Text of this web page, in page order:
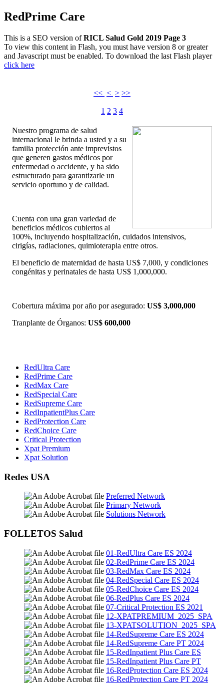
RedPrime Care
This is a SEO version ofRICL Salud Gold 2019 Page 3
To view this content in Flash, you must have version 8 or greater
and Javascript must be enabled. To download the last Flash player
click here
<< < > >>
1 2 3 4
Nuestro programa de salud
internacional le brinda a usted y a su
familia protección ante imprevistos
que generen gastos médicos por
enfermedad o accidente, y ha sido
estructurado para garantizarle un
servicio oportuno y de calidad.
Cuenta con una gran variedad de
beneficios médicos cubiertos al
100%, incluyendo hospitalización, cuidados intensivos,
cirigías, radiaciones, quimioterapia entre otros.
El beneficio de maternidad de hasta US$ 7,000, y condiciones
congénitas y perinatales de hasta US$ 1,000,000.
Cobertura máxima por año por asegurado: US$ 3,000,000
Tranplante de Órganos: US$ 600,000
RedUltra Care
RedPrime Care
RedMax Care
RedSpecial Care
RedSupreme Care
RedInpatientPlus Care
RedProtection Care
RedChoice Care
Critical Protection
Xpat Premium
Xpat Solution
Redes USA
Preferred Network
Primary Network
Solutions Network
FOLLETOS Salud
01-RedUltra Care ES 2024
02-RedPrime Care ES 2024
03-RedMax Care ES 2024
04-RedSpecial Care ES 2024
05-RedChoice Care ES 2024
06-RedPlus Care ES 2024
07-Critical Protection ES 2021
12-XPATPREMIUM_2025_SPA
13-XPATSOLUTION_2025_SPA
14-RedSupreme Care ES 2024
14-RedSupreme Care PT 2024
15-RedInpatient Plus Care ES
15-RedInpatient Plus Care PT
16-RedProtection Care ES 2024
16-RedProtection Care PT 2024